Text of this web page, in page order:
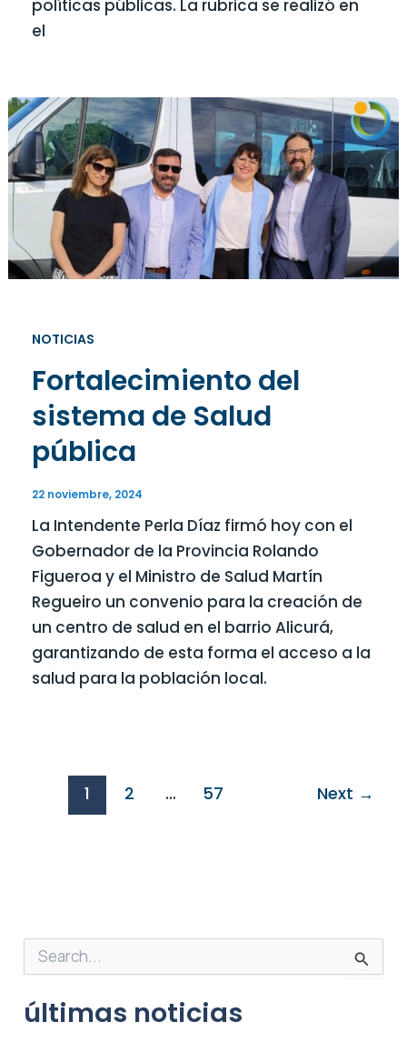
políticas públicas. La rubrica se realizó en
el
NOTICIAS
Fortalecimiento del
sistema de Salud
pública
22 noviembre, 2024
La Intendente Perla Díaz firmó hoy con el
Gobernador de la Provincia Rolando
Figueroa y el Ministro de Salud Martín
Regueiro un convenio para la creación de
un centro de salud en el barrio Alicurá,
garantizando de esta forma el acceso a la
salud para la población local.
1 2 … 57 Next →
u
c
últimas noticias